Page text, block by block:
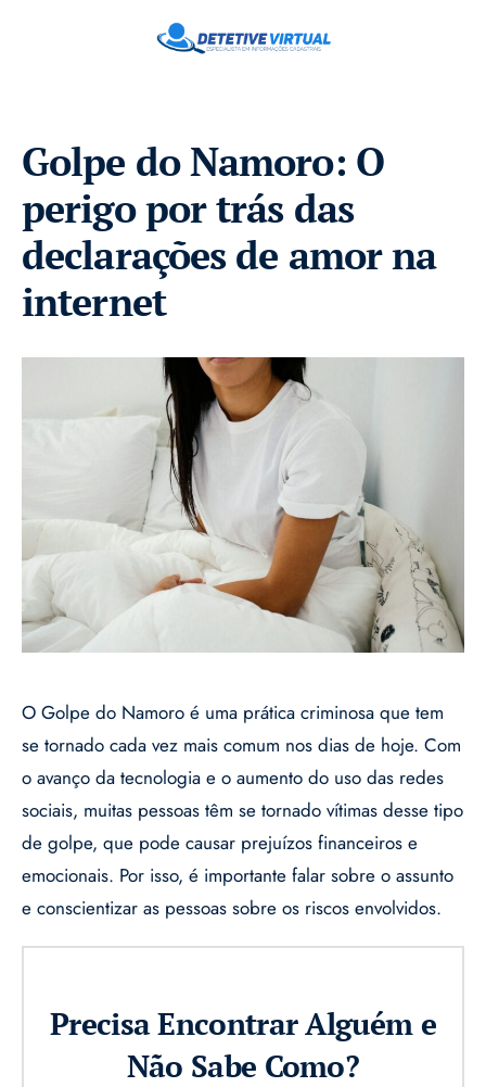
Golpe do Namoro: O
perigo por trás das
declarações de amor na
internet
O Golpe do Namoro é uma prática criminosa que tem
se tornado cada vez mais comum nos dias de hoje. Com
o avanço da tecnologia e o aumento do uso das redes
sociais, muitas pessoas têm se tornado vítimas desse tipo
de golpe, que pode causar prejuízos financeiros e
emocionais. Por isso, é importante falar sobre o assunto
e conscientizar as pessoas sobre os riscos envolvidos.
Precisa Encontrar Alguém e
Não Sabe Como?